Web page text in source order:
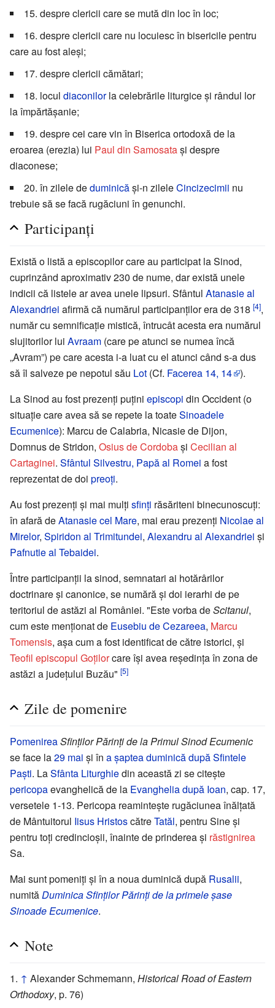
15. despre clericii care se mută din loc în loc;
16. despre clericii care nu locuiesc în bisericile pentru
care au fost aleși;
17. despre clericii cămătari;
18. locul diaconilorla celebrările liturgice și rândul lor
la împărtășanie;
19. despre cei care vin în Biserica ortodoxă de la
eroarea (erezia) lui Paul din Samosatași despre
diaconese;
20. în zilele deduminicăși-n zileleCincizecimii nu
trebuie să se facă rugăciuni în genunchi.
Participanți
Există o listă a episcopilor care au participat la Sinod,
cuprinzând aproximativ 230 de nume, dar există unele
indicii că listele ar avea unele lipsuri. Sfântul Atanasie al
Alexandriei afirmă că numărul participanților era de 318 [4],
număr cu semnificație mistică, întrucât acesta era numărul
slujitorilor lui Avraam (care pe atunci se numea încă
„Avram”) pe care acesta i-a luat cu el atunci când s-a dus
să îl salveze pe nepotul său Lot (Cf. Facerea 14, 14 ).
La Sinod au fost prezenți puțini episcopi din Occident (o
situație care avea să se repete la toateSinoadele
Ecumenice): Marcu de Calabria, Nicasie de Dijon,
Domnus de Stridon, Osius de Cordobași Cecilian al
Cartaginei. Sfântul Silvestru, Papă al Romei a fost
reprezentat de doi preoți.
Au fost prezenți și mai mulți sfinți răsăriteni binecunoscuți:
în afară deAtanasie cel Mare, mai erau prezenți Nicolae al
Mirelor, Spiridon al Trimitundei, Alexandru al Alexandriei și
Pafnutie al Tebaidei.
Între participanții la sinod, semnatari ai hotărârilor
doctrinare și canonice, se numără și doi ierarhi de pe
teritoriul de astăzi al României. "Este vorba deScitanul,
cum este menționat de Eusebiu de Cezareea, Marcu
Tomensis, așa cum a fost identificat de către istorici, și
Teofil episcopul Goțilorcare își avea reședința în zona de
astăzi a județului Buzău" [5]
Zile de pomenire
PomenireaSfinților Părinți de la Primul Sinod Ecumenic
se face la29 mai și în a șaptea duminică după Sfintele
Paști. LaSfânta Liturghiedin această zi se citește
pericopaevanghelică de la Evanghelia după Ioan, cap. 17,
versetele 1-13. Pericopa reamintește rugăciunea înălțată
de Mântuitorul Iisus HristoscătreTatăl, pentru Sine și
pentru toți credincioșii, înainte de prinderea și răstignirea
Sa.
Mai sunt pomeniți și în a noua duminică după Rusalii,
numităDuminica Sfinților Părinți de la primele șase
Sinoade Ecumenice.
Note
↑ Alexander Schmemann, Historical Road of Eastern
Orthodoxy, p. 76)